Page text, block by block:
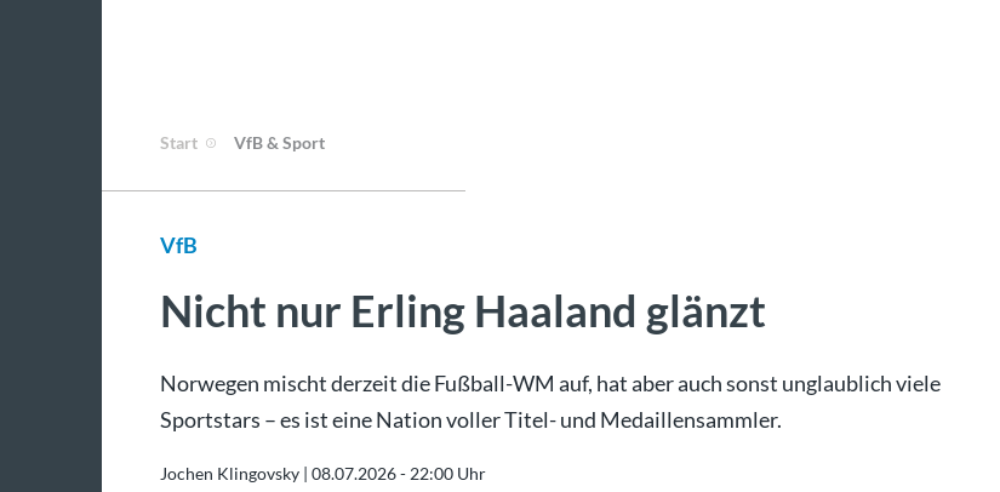
Start VfB & Sport
VfB
Nicht nur Erling Haaland glänzt
Norwegen mischt derzeit die Fußball-WM auf, hat aber auch sonst unglaublich viele
Sportstars – es ist eine Nation voller Titel- und Medaillensammler.
Jochen Klingovsky | 08.07.2026 - 22:00 Uhr